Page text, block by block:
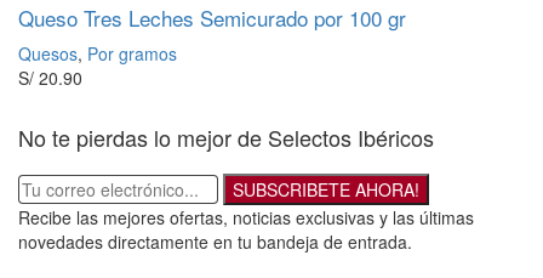
Queso Tres Leches Semicurado por 100 gr
Quesos, Por gramos
S/ 20.90
No te pierdas lo mejor de Selectos Ibéricos
SUBSCRIBETE AHORA!
Recibe las mejores ofertas, noticias exclusivas y las últimas
novedades directamente en tu bandeja de entrada.